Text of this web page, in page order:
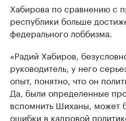
Хабирова по сравнению с
республики больше
федерального лоббизма.
«Радий Хабиров,
руководитель, у него
опыт, понятно, что он
Да, были определенные
вспомнить Шиханы, может
ошибки в кадровой